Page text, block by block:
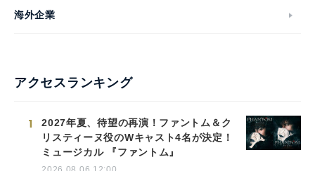
海外企業
アクセスランキング
1
2027年夏、待望の再演！ファントム＆ク
リスティーヌ役のWキャスト4名が決定！
ミュージカル 『ファントム』